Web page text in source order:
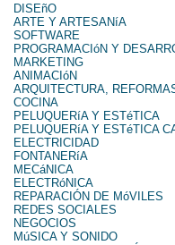
DISEñO
ARTE Y ARTESANíA
SOFTWARE
PROGRAMACIóN Y
MARKETING
ANIMACIóN
ARQUITECTURA,
COCINA
PELUQUERíA Y ESTéTICA
PELUQUERíA Y ESTéTICA
ELECTRICIDAD
FONTANERíA
MECáNICA
ELECTRóNICA
REPARACIÓN DE MóVILES
REDES SOCIALES
NEGOCIOS
MúSICA Y SONIDO